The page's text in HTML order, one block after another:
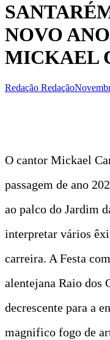
NOVO
MICKAEL
Redação Redação
O cantor Mickael
passagem de ano
ao palco do Jardim
interpretar vários
carreira. A Festa
alentejana Raio dos
decrescente para a
magnifico fogo de